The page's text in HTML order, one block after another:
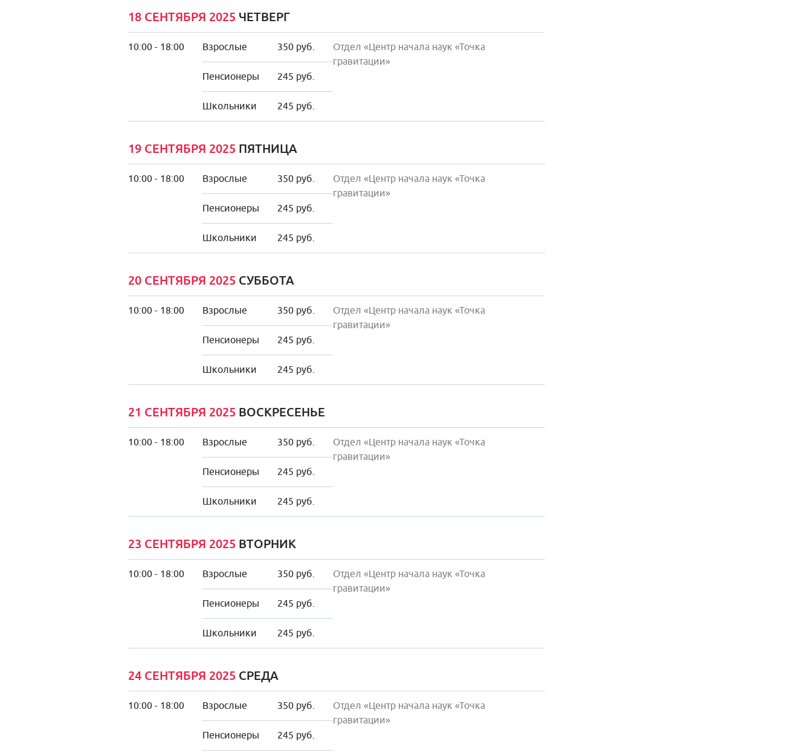
18 СЕНТЯБРЯ 2025 ЧЕТВЕРГ
10:00 - 18:00 Взрослые 350 руб.
Отдел «Центр начала наук «Точка
гравитации»
Пенсионеры
245 руб.
Школьники 245 руб.
19 СЕНТЯБРЯ 2025 ПЯТНИЦА
10:00 - 18:00 Взрослые 350 руб.
Отдел «Центр начала наук «Точка
гравитации»
Пенсионеры
245 руб.
Школьники 245 руб.
20 СЕНТЯБРЯ 2025 СУББОТА
10:00 - 18:00 Взрослые 350 руб.
Отдел «Центр начала наук «Точка
гравитации»
Пенсионеры
245 руб.
Школьники 245 руб.
21 СЕНТЯБРЯ 2025 ВОСКРЕСЕНЬЕ
10:00 - 18:00 Взрослые 350 руб.
Отдел «Центр начала наук «Точка
гравитации»
Пенсионеры
245 руб.
Школьники 245 руб.
23 СЕНТЯБРЯ 2025 ВТОРНИК
10:00 - 18:00 Взрослые 350 руб.
Отдел «Центр начала наук «Точка
гравитации»
Пенсионеры
245 руб.
Школьники 245 руб.
24 СЕНТЯБРЯ 2025 СРЕДА
10:00 - 18:00 Взрослые 350 руб.
Отдел «Центр начала наук «Точка
гравитации»
Пенсионеры
245 руб.